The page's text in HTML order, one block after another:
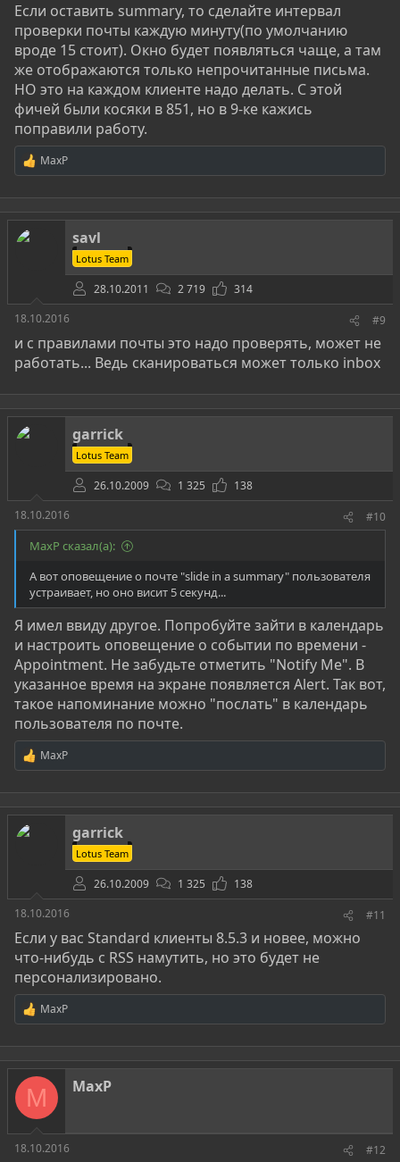
Если оставить summary, то сделайте интервал
проверки почты каждую минуту(по умолчанию
вроде 15 стоит). Окно будет появляться чаще, а там
же отображаются только непрочитанные письма.
НО это на каждом клиенте надо делать. С этой
фичей были косяки в 851, но в 9-ке кажись
поправили работу.
Р
е
а
к
ц
и
MaxP
savl
Lotus Team
28.10.2011 2 719
314
18.10.2016
#9
и с правилами почты это надо проверять, может не
работать... Ведь сканироваться может только inbox
garrick
Lotus Team
26.10.2009 1 325
138
18.10.2016
#10
MaxP сказал(а):
А вот оповещение о почте "slide in a summary" пользователя
устраивает, но оно висит 5 секунд...
Я имел ввиду другое. Попробуйте зайти в календарь
и настроить оповещение о событии по времени -
Appointment. Не забудьте отметить "Notify Me". В
указанное время на экране появляется Alert. Так вот,
такое напоминание можно "послать" в календарь
пользователя по почте.
Р
е
а
к
ц
и
MaxP
garrick
Lotus Team
26.10.2009 1 325
138
18.10.2016
#11
Если у вас Standard клиенты 8.5.3 и новее, можно
что-нибудь с RSS намутить, но это будет не
персонализировано.
Р
е
а
к
ц
и
:
MaxP
M MaxP
18.10.2016 #12